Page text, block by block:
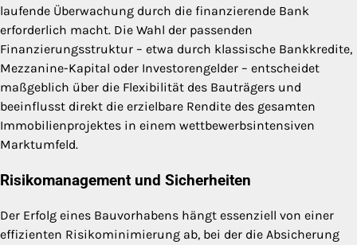
laufende Überwachung durch die finanzierende Bank
erforderlich macht. Die Wahl der passenden
Finanzierungsstruktur – etwa durch klassische Bankkredite,
Mezzanine-Kapital oder Investorengelder – entscheidet
maßgeblich über die Flexibilität des Bauträgers und
beeinflusst direkt die erzielbare Rendite des gesamten
Immobilienprojektes in einem wettbewerbsintensiven
Marktumfeld.
Risikomanagement und Sicherheiten
Der Erfolg eines Bauvorhabens hängt essenziell von einer
effizienten Risikominimierung ab, bei der die Absicherung